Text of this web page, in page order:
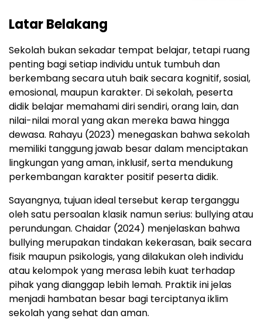
Latar Belakang
Sekolah bukan sekadar tempat belajar, tetapi ruang
penting bagi setiap individu untuk tumbuh dan
berkembang secara utuh baik secara kognitif, sosial,
emosional, maupun karakter. Di sekolah, peserta
didik belajar memahami diri sendiri, orang lain, dan
nilai-nilai moral yang akan mereka bawa hingga
dewasa. Rahayu (2023) menegaskan bahwa sekolah
memiliki tanggung jawab besar dalam menciptakan
lingkungan yang aman, inklusif, serta mendukung
perkembangan karakter positif peserta didik.
Sayangnya, tujuan ideal tersebut kerap terganggu
oleh satu persoalan klasik namun serius: bullying atau
perundungan. Chaidar (2024) menjelaskan bahwa
bullying merupakan tindakan kekerasan, baik secara
fisik maupun psikologis, yang dilakukan oleh individu
atau kelompok yang merasa lebih kuat terhadap
pihak yang dianggap lebih lemah. Praktik ini jelas
menjadi hambatan besar bagi terciptanya iklim
sekolah yang sehat dan aman.